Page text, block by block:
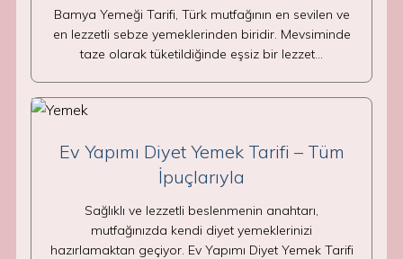
Bamya Yemeği Tarifi, Türk mutfağının en sevilen ve
en lezzetli sebze yemeklerinden biridir. Mevsiminde
taze olarak tüketildiğinde eşsiz bir lezzet…
Ev Yapımı Diyet Yemek Tarifi – Tüm
İpuçlarıyla
Sağlıklı ve lezzetli beslenmenin anahtarı,
mutfağınızda kendi diyet yemeklerinizi
hazırlamaktan geçiyor. Ev Yapımı Diyet Yemek Tarifi